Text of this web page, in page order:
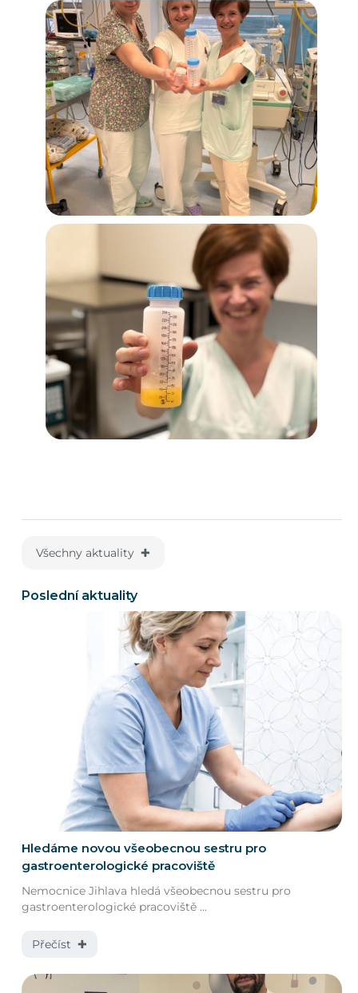
Všechny aktuality ✚
Poslední aktuality
Hledáme novou všeobecnou sestru pro
gastroenterologické pracoviště
Nemocnice Jihlava hledá všeobecnou sestru pro
gastroenterologické pracoviště ...
Přečíst ✚